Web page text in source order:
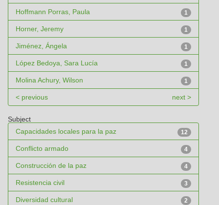
1
Hoffmann Porras, Paula
1
Horner, Jeremy
1
Jiménez, Ángela
1
López Bedoya, Sara Lucía
1
Molina Achury, Wilson
< previous next >
Subject
12
Capacidades locales para la paz
4
Conflicto armado
4
Construcción de la paz
3
Resistencia civil
2
Diversidad cultural